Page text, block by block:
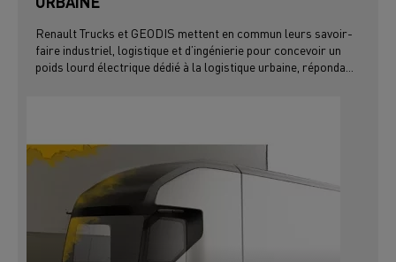
Renault Trucks et GEODIS mettent en commun leurs savoir-
faire industriel, logistique et d’ingénierie pour concevoir un
poids lourd électrique dédié à la logistique urbaine, réponda...